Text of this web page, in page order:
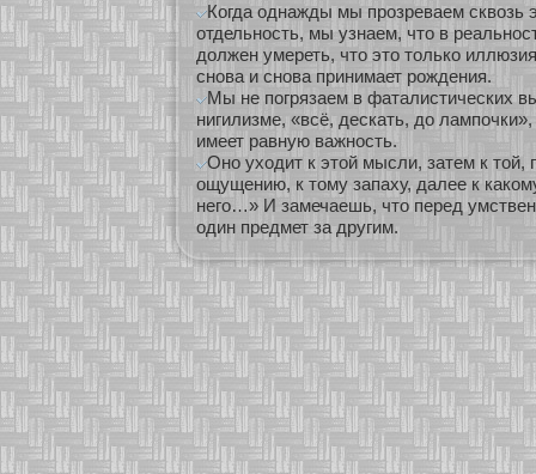
Когда однажды мы прозреваем сквозь
отдельность, мы узнаем, что в
должен умереть, что это только
снова и снова принимает рождения.
Мы не погрязаем в фаталистических
нигилизме, «всё, дескать, до
имеет равную важность.
Оно уходит к этой мысли, затем к той,
ощущению, к тому запаху, далее к
него…» И замечаешь, что перед
один предмет за другим.